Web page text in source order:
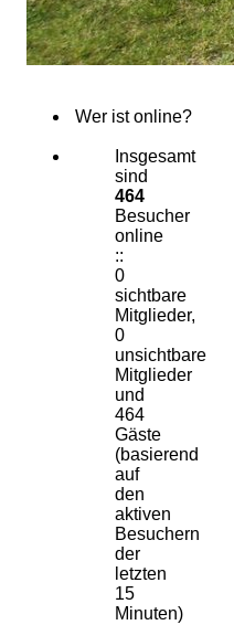
Wer ist online?
Insgesamt
sind
464
Besucher
online
::
0
sichtbare
Mitglieder,
0
unsichtbare
Mitglieder
und
464
Gäste
(basierend
auf
den
aktiven
Besuchern
der
letzten
15
Minuten)